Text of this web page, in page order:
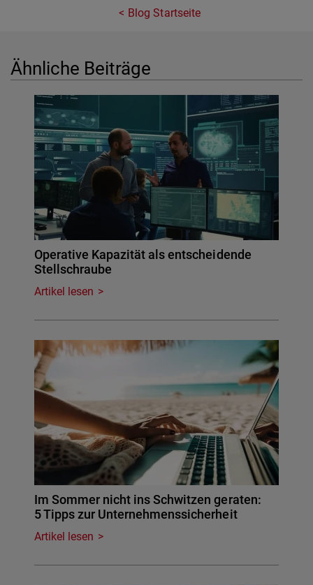
Blog Startseite
Ähnliche Beiträge
Operative Kapazität als entscheidende
Stellschraube
Artikel lesen
Im Sommer nicht ins Schwitzen geraten:
5 Tipps zur Unternehmenssicherheit
Artikel lesen